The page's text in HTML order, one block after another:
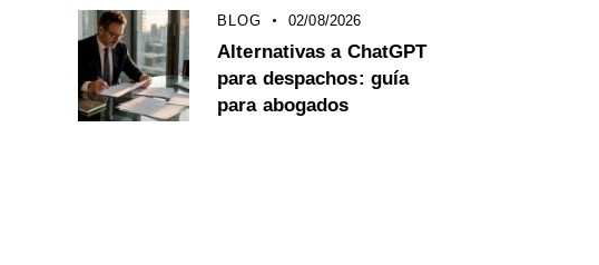
BLOG 02/08/2026
Alternativas a ChatGPT
para despachos: guía
para abogados